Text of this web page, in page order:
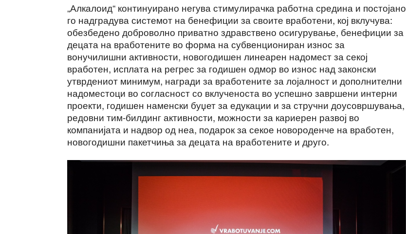
„Алкалоид“ континуирано негува стимулирачка работна средина и постојано
го надградува системот на бенефиции за своите вработени, кој вклучува:
обезбедено доброволно приватно здравствено осигурување, бенефиции за
децата на вработените во форма на субвенциониран износ за
вонучилишни активности, новогодишен линеарен надомест за секој
вработен, исплата на регрес за годишен одмор во износ над законски
утврдениот минимум, награди за вработените за лојалност и дополнителни
надоместоци во согласност со вклученоста во успешно завршени интерни
проекти, годишен наменски буџет за едукации и за стручни доусовршувања,
редовни тим-билдинг активности, можности за кариерен развој во
компанијата и надвор од неа, подарок за секое новороденче на вработен,
новогодишни пакетчиња за децата на вработените и друго.